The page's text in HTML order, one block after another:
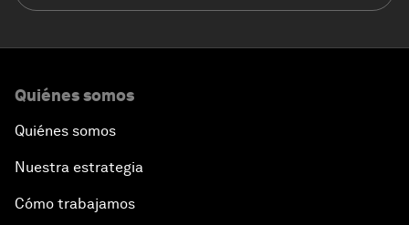
Quiénes somos
Quiénes somos
Nuestra estrategia
Cómo trabajamos